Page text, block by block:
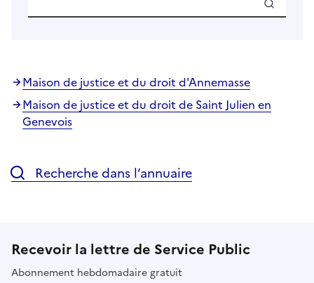
Maison de justice et du droit d'Annemasse
Maison de justice et du droit de Saint Julien en
Genevois
Recherche dans l’annuaire
Recevoir la lettre de Service Public
Abonnement hebdomadaire gratuit